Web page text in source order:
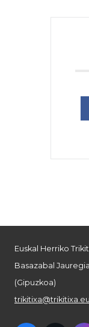
Euskal Herriko
Basazabal
(Gipuzkoa)